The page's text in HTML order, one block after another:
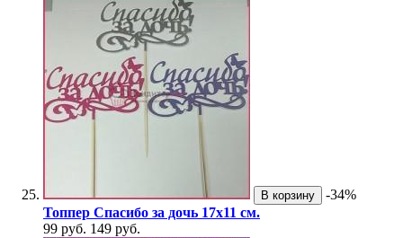
В корзину
-34%
Топпер Спасибо за дочь 17х11 см.
99 руб. 149 руб.